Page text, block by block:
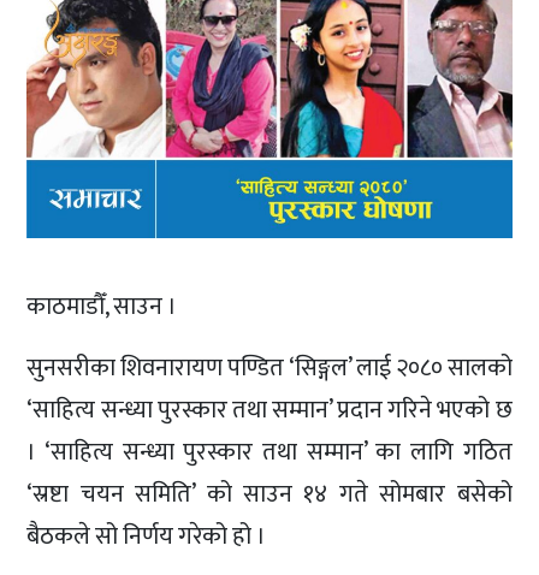
काठमाडौँ, साउन ।
सुनसरीका शिवनारायण पण्डित ‘सिङ्गल’ लाई २०८० सालको
‘साहित्य सन्ध्या पुरस्कार तथा सम्मान’ प्रदान गरिने भएको छ
। ‘साहित्य सन्ध्या पुरस्कार तथा सम्मान’ का लागि गठित
‘स्रष्टा चयन समिति’ को साउन १४ गते सोमबार बसेको
बैठकले सो निर्णय गरेको हो ।